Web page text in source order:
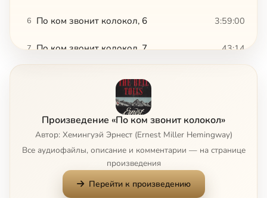
6 По ком звонит колокол, 6 3:59:00
7 По ком звонит колокол, 7 43:14
Произведение «По ком звонит колокол»
Автор: Хемингуэй Эрнест (Ernest Miller Hemingway)
Все аудиофайлы, описание и комментарии — на странице
произведения
Перейти к произведению